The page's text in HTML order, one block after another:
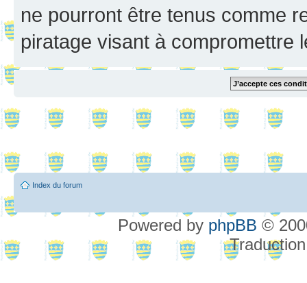
ne pourront être tenus comme
piratage visant à compromettre
Index du forum
Powered by phpBB ©